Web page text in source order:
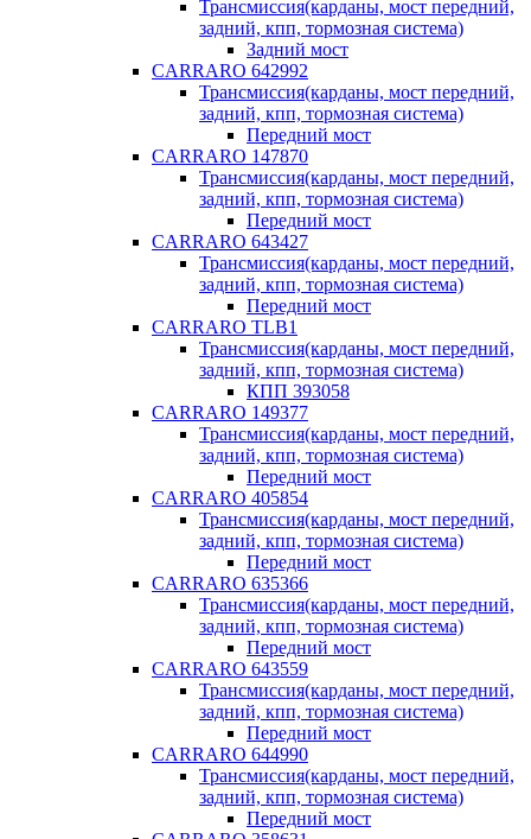
Трансмиссия(карданы, мост передний,
задний, кпп, тормозная система)
Задний мост
CARRARO 642992
Трансмиссия(карданы, мост передний,
задний, кпп, тормозная система)
Передний мост
CARRARO 147870
Трансмиссия(карданы, мост передний,
задний, кпп, тормозная система)
Передний мост
CARRARO 643427
Трансмиссия(карданы, мост передний,
задний, кпп, тормозная система)
Передний мост
CARRARO TLB1
Трансмиссия(карданы, мост передний,
задний, кпп, тормозная система)
КПП 393058
CARRARO 149377
Трансмиссия(карданы, мост передний,
задний, кпп, тормозная система)
Передний мост
CARRARO 405854
Трансмиссия(карданы, мост передний,
задний, кпп, тормозная система)
Передний мост
CARRARO 635366
Трансмиссия(карданы, мост передний,
задний, кпп, тормозная система)
Передний мост
CARRARO 643559
Трансмиссия(карданы, мост передний,
задний, кпп, тормозная система)
Передний мост
CARRARO 644990
Трансмиссия(карданы, мост передний,
задний, кпп, тормозная система)
Передний мост